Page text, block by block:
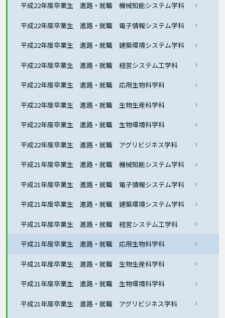
平成22年度卒業生 進路・就職 機械知能システム学科
平成22年度卒業生 進路・就職 電子情報システム学科
平成22年度卒業生 進路・就職 建築環境システム学科
平成22年度卒業生 進路・就職 経営システム工学科
平成22年度卒業生 進路・就職 応用生物科学科
平成22年度卒業生 進路・就職 生物生産科学科
平成22年度卒業生 進路・就職 生物環境科学科
平成22年度卒業生 進路・就職 アグリビジネス学科
平成21年度卒業生 進路・就職 機械知能システム学科
平成21年度卒業生 進路・就職 電子情報システム学科
平成21年度卒業生 進路・就職 建築環境システム学科
平成21年度卒業生 進路・就職 経営システム工学科
平成21年度卒業生 進路・就職 応用生物科学科
平成21年度卒業生 進路・就職 生物生産科学科
平成21年度卒業生 進路・就職 生物環境科学科
平成21年度卒業生 進路・就職 アグリビジネス学科